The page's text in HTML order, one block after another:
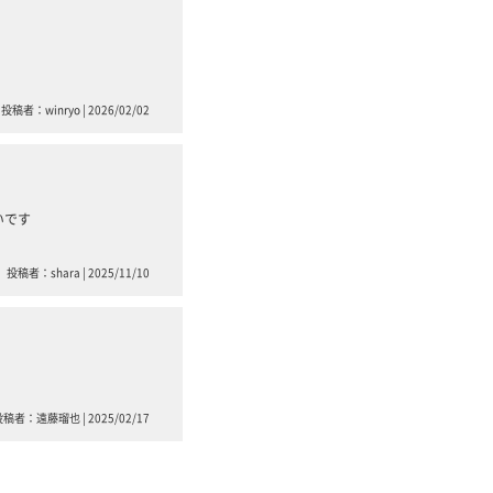
投稿者：winryo | 2026/02/02
す
投稿者：shara | 2025/11/10
稿者：遠藤瑠也 | 2025/02/17